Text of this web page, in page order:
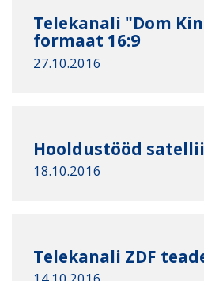
Telekanali "Dom
formaat 16:9
27.10.2016
Hooldustööd
18.10.2016
Telekanali ZDF